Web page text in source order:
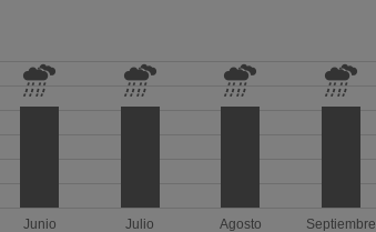
Junio Julio Agosto Septiembre